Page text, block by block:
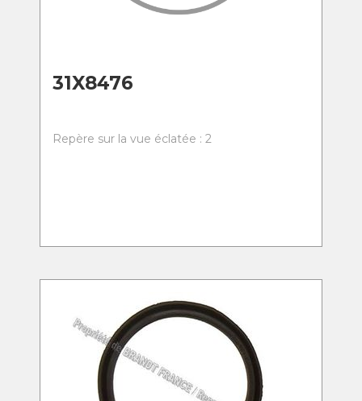
31X8476
Repère sur la vue éclatée : 2